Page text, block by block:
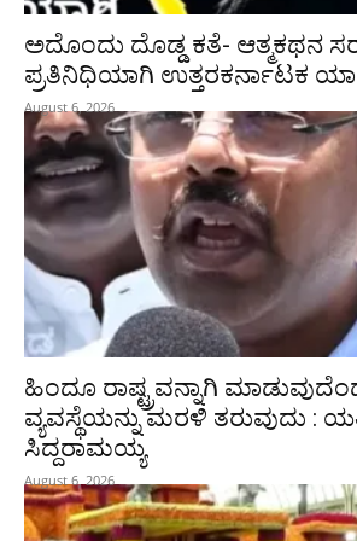
ಅದೊಂದು ದೊಡ್ಡ ಕತೆ- ಆತ್ಮಕಥನ
ಪ್ರತಿನಿಧಿಯಾಗಿ ಉತ್ತರಕರ್ನಾಟಕ
August 6, 2026
ಹಿಂದೂ ರಾಷ್ಟ್ರವನ್ನಾಗಿ
ವ್ಯವಸ್ಥೆಯನ್ನು ಮರಳಿ ತರುವುದು :
ಸಿದ್ದರಾಮಯ್ಯ
August 6, 2026